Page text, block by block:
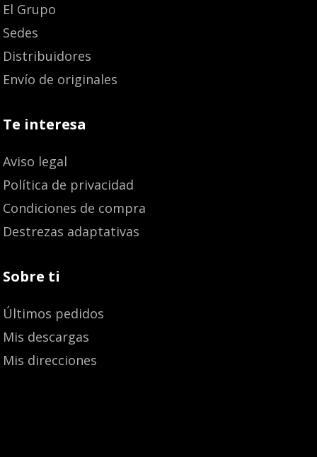
El Grupo
Sedes
Distribuidores
Envío de originales
Te interesa
Aviso legal
Política de privacidad
Condiciones de compra
Destrezas adaptativas
Sobre ti
Últimos pedidos
Mis descargas
Mis direcciones